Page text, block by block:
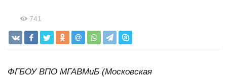
741
ФГБОУ ВПО МГАВМиБ (Московская